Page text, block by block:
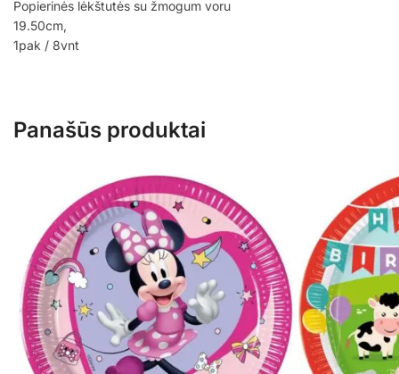
Popierinės lėkštutės su žmogum voru
19.50cm,
1pak / 8vnt
Panašūs produktai